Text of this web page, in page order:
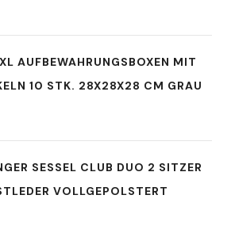
AUFBEWAHRUNGSBOXEN MIT
10 STK. 28X28X28 CM GRAU
SESSEL CLUB DUO 2 SITZER
VOLLGEPOLSTERT